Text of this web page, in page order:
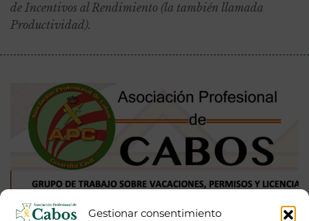
Gestionar consentimiento
de Incentivos al Rendimiento (la también llamada
Productividad).